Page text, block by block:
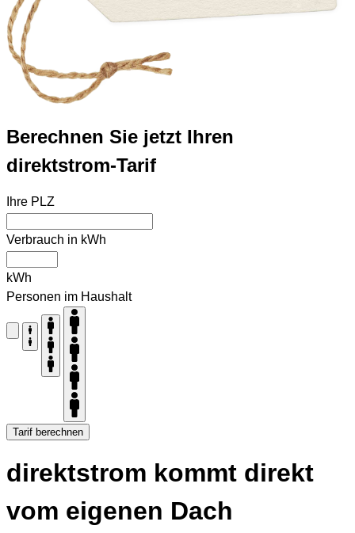
Berechnen Sie jetzt Ihren
direktstrom-Tarif
Ihre PLZ
Verbrauch in kWh
kWh
Personen im Haushalt
Tarif berechnen
direktstrom kommt direkt
vom eigenen Dach